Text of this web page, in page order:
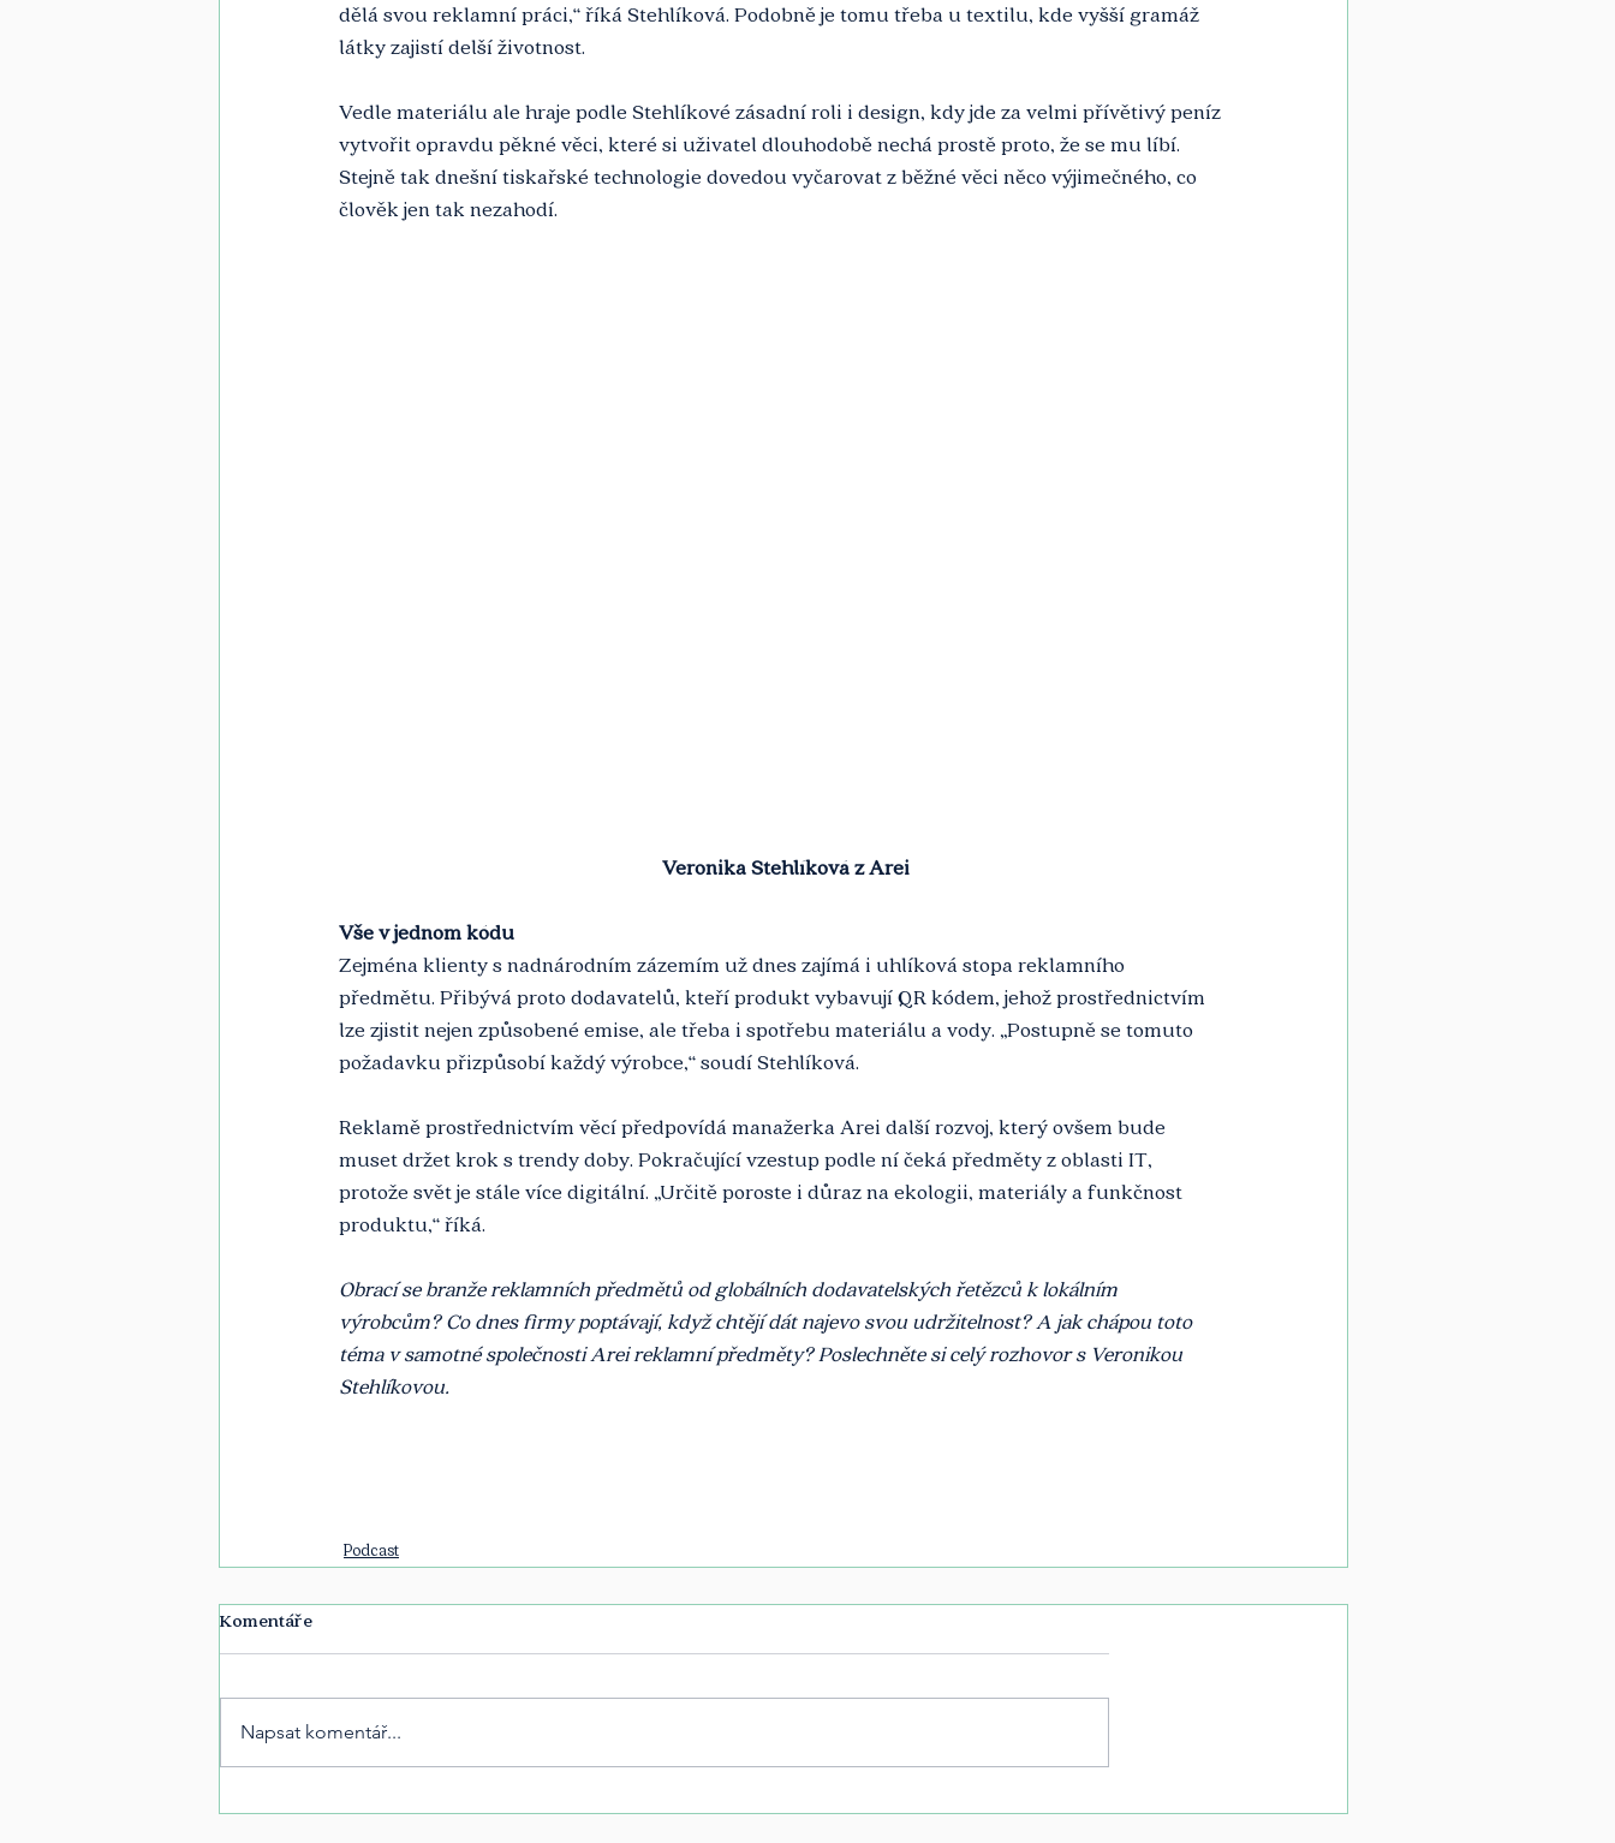
dělá svou reklamní práci,“ říká Stehlíková. Podobně je tomu třeba u textilu, kde vyšší gramáž
látky zajistí delší životnost.
Vedle materiálu ale hraje podle Stehlíkové zásadní roli i design, kdy jde za velmi přívětivý peníz
vytvořit opravdu pěkné věci, které si uživatel dlouhodobě nechá prostě proto, že se mu líbí.
Stejně tak dnešní tiskařské technologie dovedou vyčarovat z běžné věci něco výjimečného, co
člověk jen tak nezahodí.
Veronika Stehlíková z Arei
Vše v jednom kódu
Zejména klienty s nadnárodním zázemím už dnes zajímá i uhlíková stopa reklamního
předmětu. Přibývá proto dodavatelů, kteří produkt vybavují QR kódem, jehož prostřednictvím
lze zjistit nejen způsobené emise, ale třeba i spotřebu materiálu a vody. „Postupně se tomuto
požadavku přizpůsobí každý výrobce,“ soudí Stehlíková.
Reklamě prostřednictvím věcí předpovídá manažerka Arei další rozvoj, který ovšem bude
muset držet krok s trendy doby. Pokračující vzestup podle ní čeká předměty z oblasti IT,
protože svět je stále více digitální. „Určitě poroste i důraz na ekologii, materiály a funkčnost
produktu,“ říká.
Obrací se branže reklamních předmětů od globálních dodavatelských řetězců k lokálním
výrobcům? Co dnes firmy poptávají, když chtějí dát najevo svou udržitelnost? A jak chápou toto
téma v samotné společnosti Arei reklamní předměty? Poslechněte si celý rozhovor s Veronikou
Stehlíkovou.
Podcast
Komentáře
Napsat komentář...